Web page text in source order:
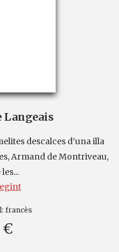
Langeais
descalces d’una illa
Armand de Montriveau,
francès
€